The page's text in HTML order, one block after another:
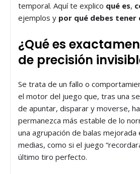
temporal. Aquí te explico qué es,
ejemplos y por qué debes tener
¿Qué es
de precisión
Se trata de un fallo o
el motor del juego que, tras una
de apuntar, disparar y moverse,
permanezca más estable de lo
una agrupación de balas mejorada
medias, como si el juego
último tiro perfecto.